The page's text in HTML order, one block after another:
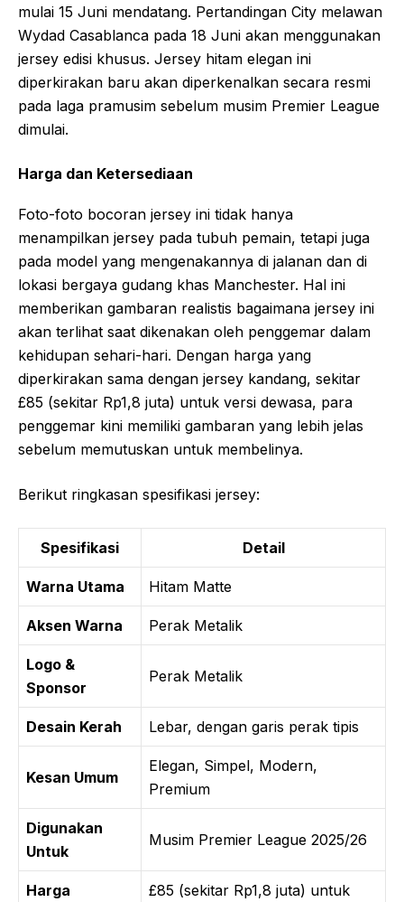
mulai 15 Juni mendatang. Pertandingan City melawan
Wydad Casablanca pada 18 Juni akan menggunakan
jersey edisi khusus. Jersey hitam elegan ini
diperkirakan baru akan diperkenalkan secara resmi
pada laga pramusim sebelum musim Premier League
dimulai.
Harga dan Ketersediaan
Foto-foto bocoran jersey ini tidak hanya
menampilkan jersey pada tubuh pemain, tetapi juga
pada model yang mengenakannya di jalanan dan di
lokasi bergaya gudang khas Manchester. Hal ini
memberikan gambaran realistis bagaimana jersey ini
akan terlihat saat dikenakan oleh penggemar dalam
kehidupan sehari-hari. Dengan harga yang
diperkirakan sama dengan jersey kandang, sekitar
£85 (sekitar Rp1,8 juta) untuk versi dewasa, para
penggemar kini memiliki gambaran yang lebih jelas
sebelum memutuskan untuk membelinya.
Berikut ringkasan spesifikasi jersey:
Spesifikasi Detail
Warna Utama Hitam Matte
Aksen Warna Perak Metalik
Logo &
Sponsor
Perak Metalik
Desain Kerah Lebar, dengan garis perak tipis
Kesan Umum
Elegan, Simpel, Modern,
Premium
Digunakan
Untuk
Musim Premier League 2025/26
Harga
£85 (sekitar Rp1,8 juta) untuk